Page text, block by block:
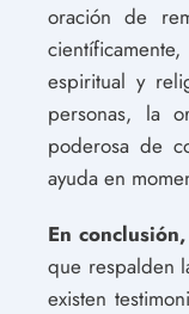
oración de
espiritual y
personas, la
poderosa de
ayuda en
En conclusión,
que respalden
existen